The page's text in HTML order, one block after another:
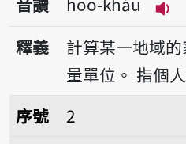
播
釋義
計算某一地域
量單位。 指個
序號2戶口名
序號
2